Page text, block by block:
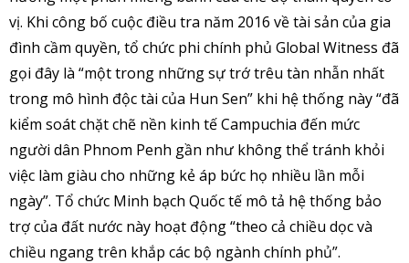
vị. Khi công bố cuộc điều tra năm 2016 về tài sản của gia
đình cầm quyền, tổ chức phi chính phủ Global Witness đã
gọi đây là “một trong những sự trớ trêu tàn nhẫn nhất
trong mô hình độc tài của Hun Sen” khi hệ thống này “đã
kiểm soát chặt chẽ nền kinh tế Campuchia đến mức
người dân Phnom Penh gần như không thể tránh khỏi
việc làm giàu cho những kẻ áp bức họ nhiều lần mỗi
ngày”. Tổ chức Minh bạch Quốc tế mô tả hệ thống bảo
trợ của đất nước này hoạt động “theo cả chiều dọc và
chiều ngang trên khắp các bộ ngành chính phủ”.